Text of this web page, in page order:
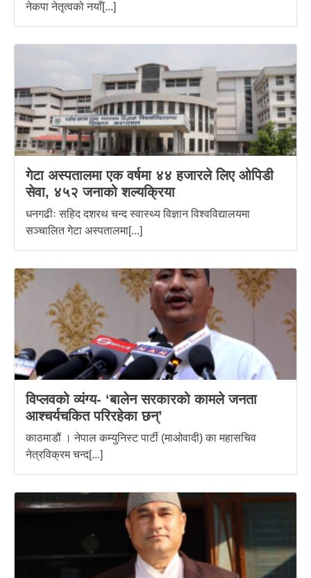
नेकपा नेतृत्वको नयाँ[...]
गेटा अस्पतालमा एक वर्षमा ४४ हजारले लिए ओपिडी
सेवा, ४५२ जनाको शल्यक्रिया
धनगढीः सहिद दशरथ चन्द स्वास्थ्य विज्ञान विश्वविद्यालयमा
सञ्चालित गेटा अस्पतालमा[...]
विप्लवको व्यंग्य- ‘बालेन सरकारको कामले जनता
आश्चर्यचकित परिरहेका छन्’
काठमाडौं । नेपाल कम्युनिस्ट पार्टी (माओवादी) का महासचिव
नेत्रविक्रम चन्द[...]